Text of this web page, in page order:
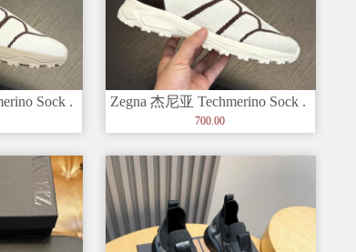
Sock .
Zegna 杰尼亚 Techmerino Sock .
700.00